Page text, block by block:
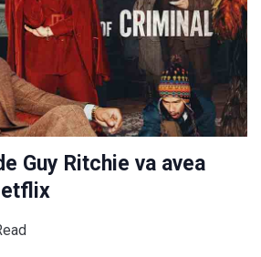
Guy Ritchie va avea